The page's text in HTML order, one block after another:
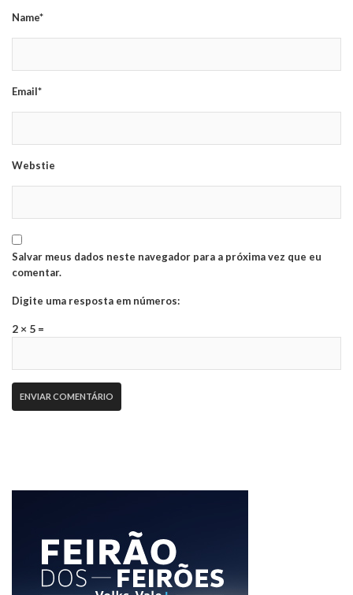
Name*
Email*
Webstie
Salvar meus dados neste navegador para a próxima vez que eu
comentar.
Digite uma resposta em números:
2 × 5 =